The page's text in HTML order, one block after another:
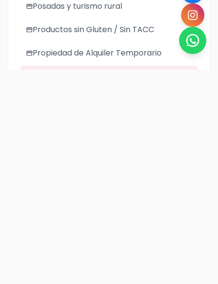
storefrontPosadas y turismo rural
storefrontProductos sin Gluten / Sin TACC
storefrontPropiedad de Alquiler Temporario